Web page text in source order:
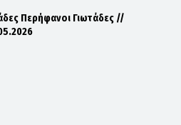
Περήφανοι Γιωτάδες //